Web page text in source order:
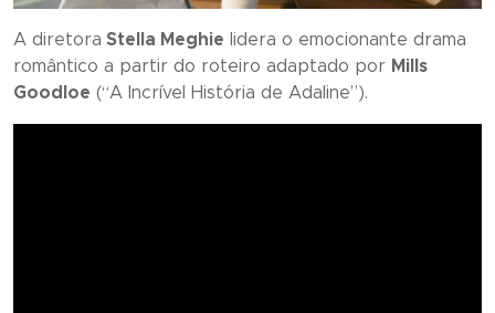
A diretora Stella Meghie lidera o emocionante drama
romântico a partir do roteiro adaptado por Mills
Goodloe (“A Incrível História de Adaline”).